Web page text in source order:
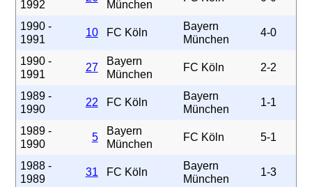
1992
München
1990 -
1991
10 FC Köln
Bayern
München
4-0
1990 -
1991
27
Bayern
München
FC Köln 2-2
1989 -
1990
22 FC Köln
Bayern
München
1-1
1989 -
1990
5
Bayern
München
FC Köln 5-1
1988 -
1989
31 FC Köln
Bayern
München
1-3